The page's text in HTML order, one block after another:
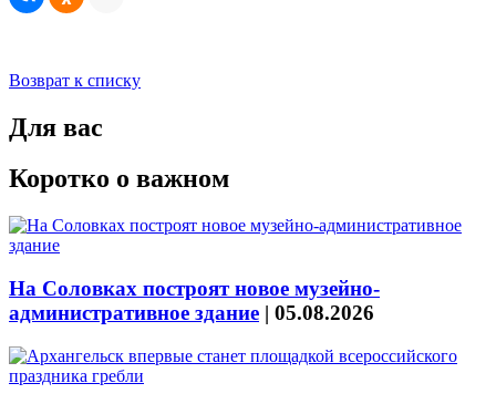
Возврат к списку
Для вас
Коротко о важном
На Соловках построят новое музейно-
административное здание | 05.08.2026